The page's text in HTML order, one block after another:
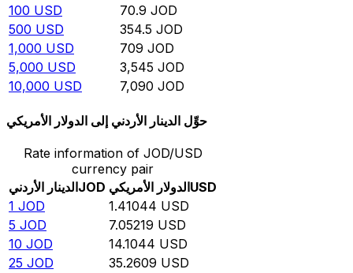
100 USD 70.9 JOD
500 USD 354.5 JOD
1,000 USD 709 JOD
5,000 USD 3,545 JOD
10,000 USD 7,090 JOD
حوِّل الدينار الأردني إلى الدولار الأمريكي
Rate information of JOD/USD
currency pair
الدينار الأردنيJOD الدولار الأمريكيUSD
1 JOD 1.41044 USD
5 JOD 7.05219 USD
10 JOD 14.1044 USD
25 JOD 35.2609 USD